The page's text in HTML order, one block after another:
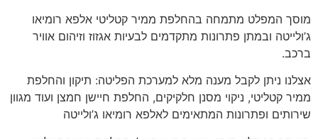
מוסך המפלט מתמחה בהחלפת ממיר קטליטי אלפא רומיאו
ג’ולייטה ובמתן פתרונות מתקדמים לבעיות אגזוז וזיהום אוויר
ברכב.
אצלנו ניתן לקבל מענה מלא למערכת הפליטה: תיקון והחלפת
ממיר קטליטי, ניקוי מסנן חלקיקים, החלפת חיישן חמצן ועוד מגוון
שירותים ופתרונות המתאימים לאלפא רומיאו ג’ולייטה